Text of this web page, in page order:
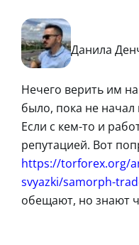
Данила
Нечего верить им
было, пока не начал
Если с кем-то и
репутацией. Вот
https://torforex.org/
svyazki/samorph-
обещают, но знают